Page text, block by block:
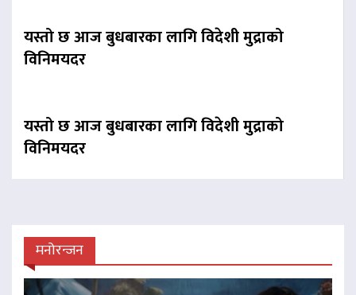
यस्तो छ आज बुधबारका लागि विदेशी मुद्राको
विनिमयदर
यस्तो छ आज बुधबारका लागि विदेशी मुद्राको
विनिमयदर
मनोरन्जन